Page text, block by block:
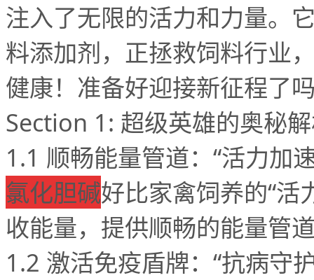
注入了无限的活力和力量。
料添加剂，正拯救饲料行业
健康！准备好迎接新征程了
Section 1: 超级英雄的奥秘
1.1 顺畅能量管道： “活力加
氯化胆碱好比家禽饲养的“活
收能量，提供顺畅的能量管
1.2 激活免疫盾牌： “抗病守